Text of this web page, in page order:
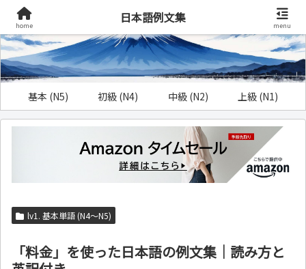
基本 (N5) 初級 (N4) 中級 (N2) 上級 (N1)
lv1. 基本単語 (N4～N5)
「料金」を使った日本語の例文集｜読み方と
home
日本語例文集
menu